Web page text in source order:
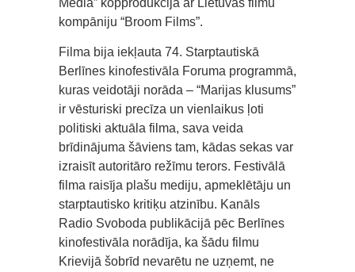
Media” kopprodukcijā ar Lietuvas filmu
kompāniju “Broom Films”.
Filma bija iekļauta 74. Starptautiskā
Berlīnes kinofestivāla Foruma programmā,
kuras veidotāji norāda – “Marijas klusums”
ir vēsturiski precīza un vienlaikus ļoti
politiski aktuāla filma, sava veida
brīdinājuma šāviens tam, kādas sekas var
izraisīt autoritāro režīmu terors. Festivālā
filma raisīja plašu mediju, apmeklētāju un
starptautisko kritiķu atzinību. Kanāls
Radio Svoboda publikācijā pēc Berlīnes
kinofestivāla norādīja, ka šādu filmu
Krievijā šobrīd nevarētu ne uzņemt, ne